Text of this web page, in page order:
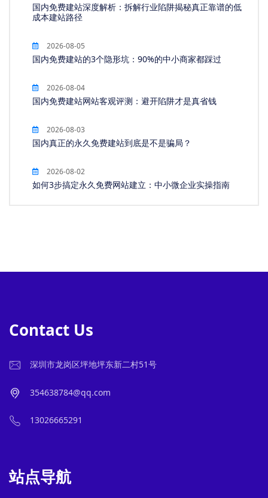
国内免费建站深度解析：拆解行业陷阱揭秘真正靠谱的低
成本建站路径
2026-08-05
国内免费建站的3个隐形坑：90%的中小商家都踩过
2026-08-04
国内免费建站网站客观评测：避开陷阱才是真省钱
2026-08-03
国内真正的永久免费建站到底是不是骗局？
2026-08-02
如何3步搞定永久免费网站建立：中小微企业实操指南
Contact Us
深圳市龙岗区坪地坪东新二村51号
354638784@qq.com
13026665291
站点导航